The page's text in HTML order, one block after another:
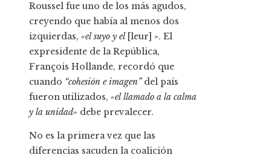
Roussel fue uno de los más agudos,
creyendo que había al menos dos
izquierdas, «el suyo y el [leur] ». El
expresidente de la República,
François Hollande, recordó que
cuando “cohesión e imagen”del país
fueron utilizados, «el llamado a la calma
y la unidad» debe prevalecer.
No es la primera vez que las
diferencias sacuden la coalición